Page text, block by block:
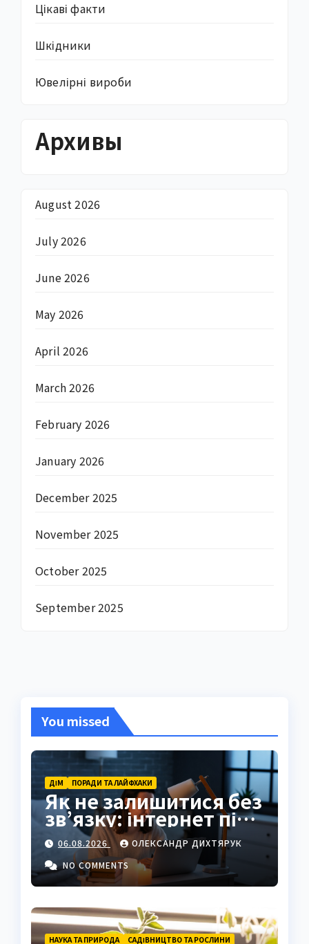
Цікаві факти
Шкідники
Ювелірні вироби
Архивы
August 2026
July 2026
June 2026
May 2026
April 2026
March 2026
February 2026
January 2026
December 2025
November 2025
October 2025
September 2025
You missed
ДІМ ПОРАДИ ТА ЛАЙФХАКИ
Як не залишитися без
зв’язку: інтернет під
час відключень світла
06.08.2026
ОЛЕКСАНДР ДИХТЯРУК
NO COMMENTS
НАУКА ТА ПРИРОДА САДІВНИЦТВО ТА РОСЛИНИ